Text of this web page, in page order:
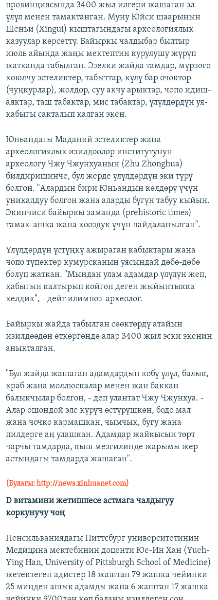
провинциясында 3400 жыл илгери жашаган эл
үлүл менен тамактанган. Муну Юйси шаарынын
Шеньи (Xingui) кыштагындагы археологиялык
казуулар көрсөттү. Байыркы чалдыбар былтыр
июль айында жаңы мектептин курулушу жүрүп
жатканда табылган. Эзелки жайда тамдар, мүрзөгө
коюлчу эстеликтер, табыттар, күлү бар очоктор
(чуңкурлар), жолдор, суу акчу арыктар, чопо идиш-
аяктар, таш табактар, мис табактар, үлүлдөрдүн уя-
кабыгы сакталып калган экен.
Юньандагы Маданий эстеликтер жана
археологиялык изилдөөлөр институтунун
археологу Чжу Чжунхуанын (Zhu Zhonghua)
билдиришинче, бул жерде үлүлдөрдүн эки түрү
болгон. "Алардын бири Юньандын көлдөрү үчүн
уникалдуу болгон жана аларды бүгүн табуу кыйын.
Экинчиси байыркы заманда (prehistoric times)
тамак-ашка жана кооздук үчүн пайдаланылган".
Үлүлдөрдүн үстүңкү ажыраган кабыктары жана
чопо түпөктөр кумурсканын уясындай дөбө-дөбө
болуп жаткан. "Мындан улам адамдар үлүлүн жеп,
кабыгын калтырып койгон деген жыйынтыкка
келдик", - дейт илимпоз-археолог.
Байыркы жайда табылган сөөктөрдү атайын
изилдөөдөн өткөргөндө алар 3400 жыл эски экенин
аныкталган.
"Бул жайда жашаган адамдардын көбү үлүл, балык,
краб жана моллюскалар менен жан баккан
балыкчылар болгон, - деп улантат Чжу Чжунхуа. -
Алар ошондой эле күрүч өстүрүшкөн, бодо мал
жана чочко кармашкан, чымчык, бугу жана
пилдерге аң улашкан. Адамдар жайкысын төрт
чарчы тамдарда, кыш мезгилинде жарымы жер
астындагы тамдарда жашаган".
(Булагы: http://news.xinhuanet.com)
D витамини жетишпесе астмага чалдыгуу
коркунучу чоң
Пенсильваниядагы Питтсбург университетинин
Медицина мектебинин доценти Юе-Ин Хан (Yueh-
Ying Han, University of Pittsburgh School of Medicine)
жетектеген адистер 18 жаштан 79 жашка чейинки
25 миңден ашык адамды жана 6 жаштан 17 жашка